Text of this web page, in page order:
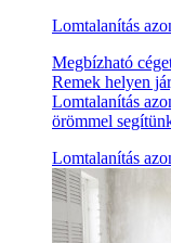
Lomtalanítás
Megbízható
Remek helyen
Lomtalanítás
örömmel
Lomtalanítás